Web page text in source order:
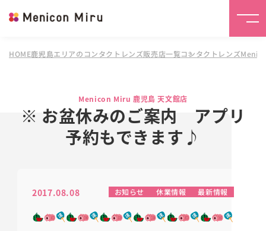
HOME鹿児島エリアのコンタクトレンズ販売店一覧コンタクトレンズ
Menicon Miru 鹿児島 天文館店
※ お盆休みのご案内 アプリ
予約もできます♪
2017.08.08 お知らせ 休業情報 最新情報